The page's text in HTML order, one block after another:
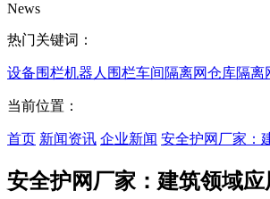
News
热门关键词：
设备围栏机器人围栏车间隔离网仓库隔离
当前位置：
首页 新闻资讯 企业新闻 安全护网厂家：
安全护网厂家：建筑领域